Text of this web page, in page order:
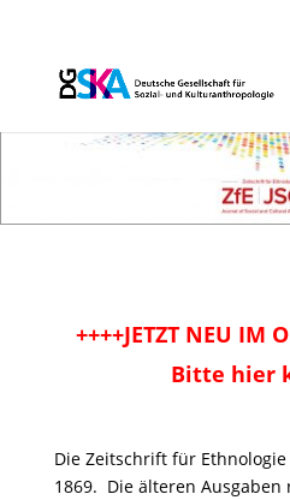
++++JETZT NEU IM
Bitte hier
Die Zeitschrift für
1869. Die älteren